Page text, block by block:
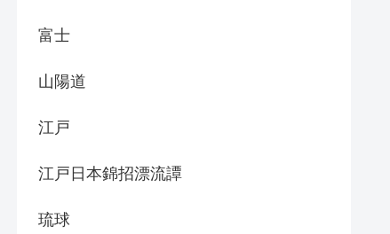
富士
山陽道
江戸
江戸日本錦招漂流譚
琉球